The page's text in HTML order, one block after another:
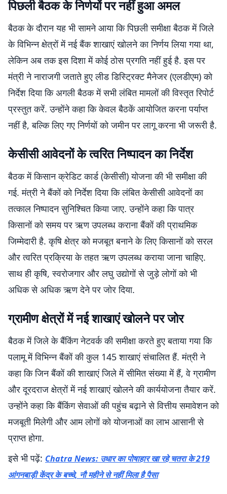
पिछली बैठक के निर्णयों पर नहीं हुआ अमल
बैठक के दौरान यह भी सामने आया कि पिछली समीक्षा बैठक में जिले
के विभिन्न क्षेत्रों में नई बैंक शाखाएं खोलने का निर्णय लिया गया था,
लेकिन अब तक इस दिशा में कोई ठोस प्रगति नहीं हुई है. इस पर
मंत्री ने नाराजगी जताते हुए लीड डिस्ट्रिक्ट मैनेजर (एलडीएम) को
निर्देश दिया कि अगली बैठक में सभी लंबित मामलों की विस्तृत रिपोर्ट
प्रस्तुत करें. उन्होंने कहा कि केवल बैठकें आयोजित करना पर्याप्त
नहीं है, बल्कि लिए गए निर्णयों को जमीन पर लागू करना भी जरूरी है.
केसीसी आवेदनों के त्वरित निष्पादन का निर्देश
बैठक में किसान क्रेडिट कार्ड (केसीसी) योजना की भी समीक्षा की
गई. मंत्री ने बैंकों को निर्देश दिया कि लंबित केसीसी आवेदनों का
तत्काल निष्पादन सुनिश्चित किया जाए. उन्होंने कहा कि पात्र
किसानों को समय पर ऋण उपलब्ध कराना बैंकों की प्राथमिक
जिम्मेदारी है. कृषि क्षेत्र को मजबूत बनाने के लिए किसानों को सरल
और त्वरित प्रक्रिया के तहत ऋण उपलब्ध कराया जाना चाहिए.
साथ ही कृषि, स्वरोजगार और लघु उद्योगों से जुड़े लोगों को भी
अधिक से अधिक ऋण देने पर जोर दिया.
ग्रामीण क्षेत्रों में नई शाखाएं खोलने पर जोर
बैठक में जिले के बैंकिंग नेटवर्क की समीक्षा करते हुए बताया गया कि
पलामू में विभिन्न बैंकों की कुल 145 शाखाएं संचालित हैं. मंत्री ने
कहा कि जिन बैंकों की शाखाएं जिले में सीमित संख्या में हैं, वे ग्रामीण
और दूरदराज क्षेत्रों में नई शाखाएं खोलने की कार्ययोजना तैयार करें.
उन्होंने कहा कि बैंकिंग सेवाओं की पहुंच बढ़ाने से वित्तीय समावेशन को
मजबूती मिलेगी और आम लोगों को योजनाओं का लाभ आसानी से
प्राप्त होगा.
इसे भी पढ़ें: Chatra News: उधार का पोषाहार खा रहे चतरा के 219
आंगनबाड़ी केंद्र के बच्चे, नौ महीने से नहीं मिला है पैसा